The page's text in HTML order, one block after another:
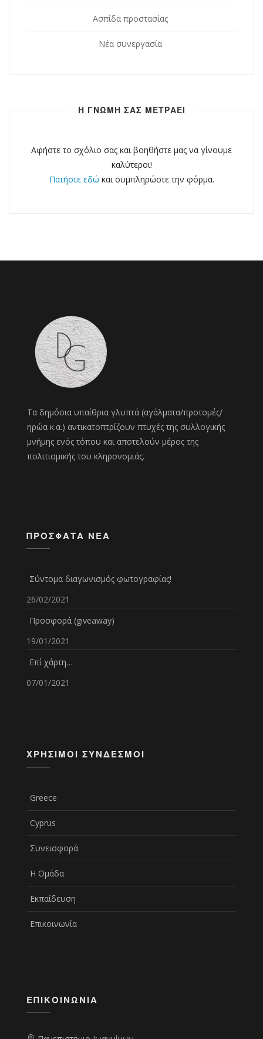
Ασπίδα προστασίας
Νέα συνεργασία
Η ΓΝΩΜΗ ΣΑΣ ΜΕΤΡΑΕΙ
Αφήστε το σχόλιο σας και βοηθήστε μας να γίνουμε
καλύτεροι!
Πατήστε εδώ και συμπληρώστε την φόρμα.
Τα δημόσια υπαίθρια γλυπτά (αγάλματα/προτομές/
ηρώα κ.α.) αντικατοπτρίζουν πτυχές της συλλογικής
μνήμης ενός τόπου και αποτελούν μέρος της
πολιτισμικής του κληρονομιάς.
ΠΡΌΣΦΑΤΑ ΝΈΑ
Σύντομα διαγωνισμός φωτογραφίας!
26/02/2021
Προσφορά (giveaway)
19/01/2021
Επί χάρτη…
07/01/2021
ΧΡΉΣΙΜΟΙ ΣΎΝΔΕΣΜΟΙ
Greece
Cyprus
Συνεισφορά
Η Ομάδα
Εκπαίδευση
Επικοινωνία
ΕΠΙΚΟΙΝΩΝΊΑ